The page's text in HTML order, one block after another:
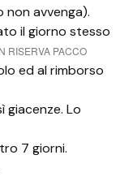
non avvenga).
il giorno stesso
RISERVA PACCO
ed al rimborso
giacenze. Lo
7 giorni.